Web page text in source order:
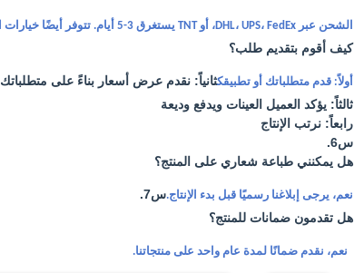
الشحن عبر DHL، UPS، FedEx، أو TNT يستغرق 3-5 أيام. تتوفر أيضًا خيارات الشحن الجوي والبحري.
كيف أقوم بتقديم طلب؟
أولاً: قدم متطلباتك أو تطبيقكثانياً: نقدم عرض أسعار بناءً على متطلباتك
ثالثاً: يؤكد العميل العينات ويدفع وديعة
رابعاً: نرتب الإنتاج
س6.
هل يمكنني طباعة شعاري على المنتج؟
نعم، يرجى إبلاغنا رسميًا قبل بدء الإنتاج.س7.
هل تقدمون ضمانات للمنتج؟
نعم، نقدم ضمانًا لمدة عام واحد على منتجاتنا.